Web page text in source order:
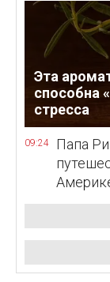
Эта
способна
стресса
09:24
Папа